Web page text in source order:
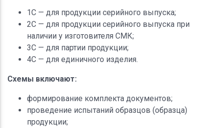
1С — для продукции серийного выпуска;
2С — для продукции серийного выпуска при
наличии у изготовителя СМК;
3С — для партии продукции;
4С — для единичного изделия.
Схемы включают:
формирование комплекта документов;
проведение испытаний образцов (образца)
продукции;